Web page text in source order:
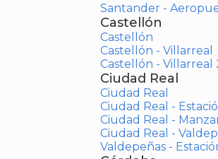
Santander -
Castellón
Castellón
Castellón - Villarreal
Castellón - Villarreal
Ciudad Real
Ciudad Real
Ciudad Real -
Ciudad Real -
Ciudad Real -
Valdepeñas -